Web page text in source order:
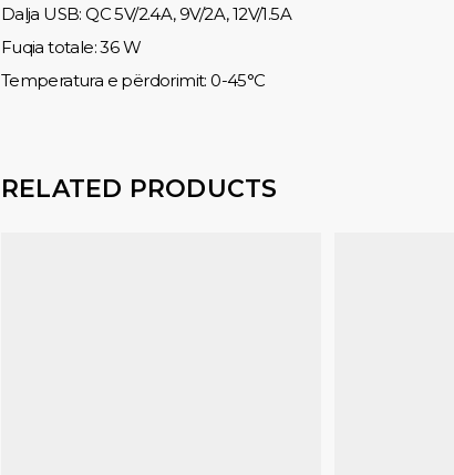
Dalja USB: QC 5V/2.4A, 9V/2A, 12V/1.5A
Fuqia totale: 36 W
Temperatura e përdorimit: 0-45°C
RELATED PRODUCTS